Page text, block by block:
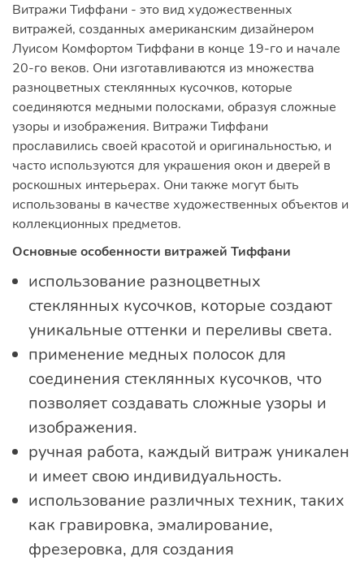
Витражи Тиффани - это вид художественных
витражей, созданных американским дизайнером
Луисом Комфортом Тиффани в конце 19-го и начале
20-го веков. Они изготавливаются из множества
разноцветных стеклянных кусочков, которые
соединяются медными полосками, образуя сложные
узоры и изображения. Витражи Тиффани
прославились своей красотой и оригинальностью, и
часто используются для украшения окон и дверей в
роскошных интерьерах. Они также могут быть
использованы в качестве художественных объектов и
коллекционных предметов.
Основные особенности витражей Тиффани
использование разноцветных
стеклянных кусочков, которые создают
уникальные оттенки и переливы света.
применение медных полосок для
соединения стеклянных кусочков, что
позволяет создавать сложные узоры и
изображения.
ручная работа, каждый витраж уникален
и имеет свою индивидуальность.
использование различных техник, таких
как гравировка, эмалирование,
фрезеровка, для создания